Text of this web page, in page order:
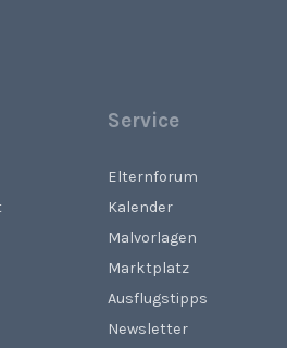
Service
Elternforum
Kalender
Malvorlagen
Marktplatz
Ausflugstipps
Newsletter